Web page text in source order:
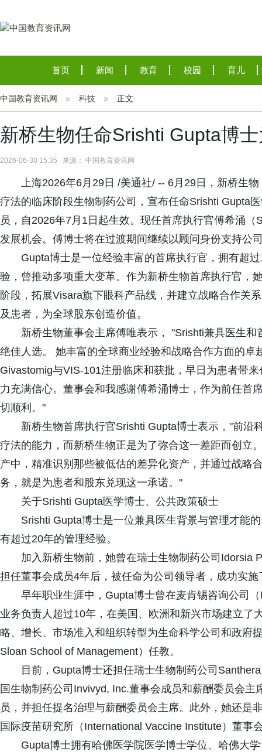
首页 新闻 教育 校园 育儿
中国教育资讯网 科技 正文
新桥生物任命Srishti Gupta博
2026-06-30 15:35 来源： 中国教育资讯网
上海2026年6月29日 /美通社/ -- 6月29日，新桥生
疗法的临床阶段生物制药公司，宣布任命Srishti Gupta
员，自2026年7月1日起生效。现任首席执行官傅希涌
发展机会。傅博士将在过渡期间继续以顾问身份支持公
Gupta博士是一位经验丰富的首席执行官，拥有超
验，曾推动多项重大变革。作为新桥生物首席执行官，
阶段，拓展Visara旗下眼科产品线，并建立战略合作关
及患者，为全球股东创造价值。
新桥生物董事会主席傅唯表示， "Srishti兼具医生
绝佳人选。 她丰富的全球商业经验和战略合作方面的
Givastomig与VIS-101注册临床和获批，早日为患者带
力充满信心。董事会和我感谢傅希涌博士，作为前任首
切顺利。"
新桥生物首席执行官Srishti Gupta博士表示，"前沿
疗法的能力，而新桥生物正是为了弥合这一差距而创立
产中，精准识别那些被低估的差异化资产，并通过战略
务，就是为患者和股东兑现这一承诺。"
关于Srishti Gupta医学博士、公共政策硕士
Srishti Gupta博士是一位兼具医生背景与管理才能
有超过20年的管理经验。
加入新桥生物前，她曾在瑞士生物制药公司Idorsia
担任董事会成员4年后，被任命为公司领导者，成功实
早年职业生涯中，Gupta博士曾在麦肯锡咨询公司
业务负责人超过10年，在美国、欧洲和新兴市场建立了
略、增长、市场准入和组织转型为生命科学公司和政府
Sloan School of Management）任教。
目前，Gupta博士还担任瑞士生物制药公司
国生物制药公司Invivyd, Inc.董事会成员和薪酬委员会
员，并担任提名治理与薪酬委员会主席。此外，她还是
国际疫苗研究所（International Vaccine Institute）董事
Gupta博士拥有哈佛医学院医学博士学位、哈佛大